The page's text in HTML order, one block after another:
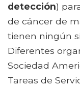
detección)
de cáncer de
tienen ningún
Diferentes
Sociedad
Tareas de